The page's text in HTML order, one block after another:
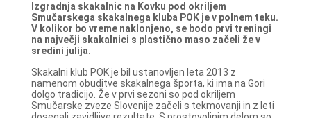
Izgradnja skakalnic na Kovku pod okriljem
Smučarskega skakalnega kluba POK je v polnem teku.
V kolikor bo vreme naklonjeno, se bodo prvi treningi
na največji skakalnici s plastično maso začeli že v
sredini julija.
Skakalni klub POK je bil ustanovljen leta 2013 z
namenom obuditve skakalnega športa, ki ima na Gori
dolgo tradicijo. Že v prvi sezoni so pod okriljem
Smučarske zveze Slovenije začeli s tekmovanji in z leti